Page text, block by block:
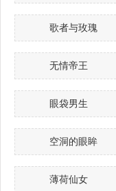
歌者与玫瑰
无情帝王
眼袋男生
空洞的眼眸
薄荷仙女